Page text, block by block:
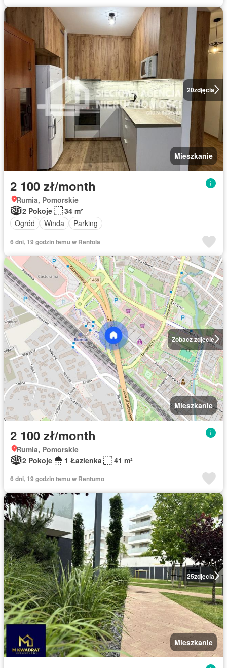
20zdjęcia
Mieszkanie
2 100 zł/month
Rumia, Pomorskie
2 Pokoje
34 m²
Ogród
Winda Parking
6 dni, 19 godzin temu w Rentola
Zobacz zdjęcie
Mieszkanie
2 100 zł/month
Rumia, Pomorskie
2 Pokoje
1 Łazienka 41 m²
6 dni, 19 godzin temu w Rentumo
25zdjęcia
Mieszkanie